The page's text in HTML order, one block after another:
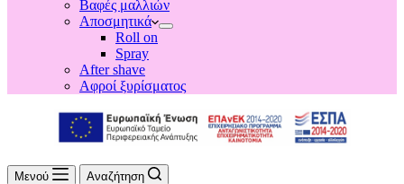
Βαφές μαλλιών
Αποσμητικά
Roll on
Spray
After shave
Αφροί ξυρίσματος
Μενού Αναζήτηση